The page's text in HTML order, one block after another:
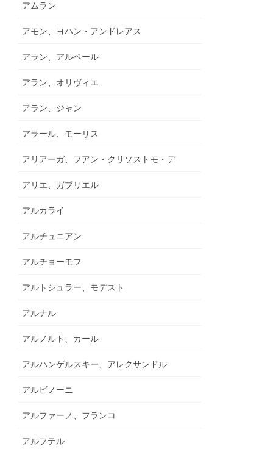
アムラン
アモン、ヨハン・アンドレアス
アラン、アルベール
アラン、オリヴィエ
アラン、ジャン
アラール、モーリス
アリアーガ、フアン・クリソストモ・デ
アリエ、ガブリエル
アルカライ
アルチュニアン
アルチョーモフ
アルトシュラー、モデスト
アルナル
アルノルト、カール
アルハンゲルスキー、アレクサンドル
アルビノーニ
アルファーノ、フランコ
アルフテル